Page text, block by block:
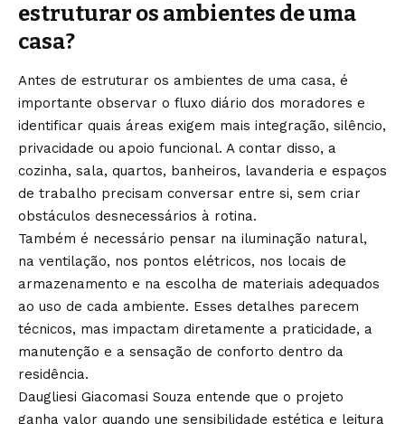
estruturar os ambientes de uma
casa?
Antes de estruturar os ambientes de uma casa, é
importante observar o fluxo diário dos moradores e
identificar quais áreas exigem mais integração, silêncio,
privacidade ou apoio funcional. A contar disso, a
cozinha, sala, quartos, banheiros, lavanderia e espaços
de trabalho precisam conversar entre si, sem criar
obstáculos desnecessários à rotina.
Também é necessário pensar na iluminação natural,
na ventilação, nos pontos elétricos, nos locais de
armazenamento e na escolha de materiais adequados
ao uso de cada ambiente. Esses detalhes parecem
técnicos, mas impactam diretamente a praticidade, a
manutenção e a sensação de conforto dentro da
residência.
Daugliesi Giacomasi Souza entende que o projeto
ganha valor quando une sensibilidade estética e leitura